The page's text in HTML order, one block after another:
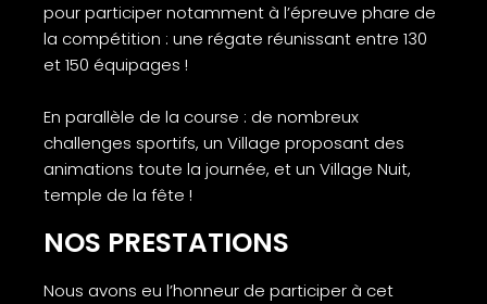
pour participer notamment à l’épreuve phare de
la compétition : une régate réunissant entre 130
et 150 équipages !
En parallèle de la course : de nombreux
challenges sportifs, un Village proposant des
animations toute la journée, et un Village Nuit,
temple de la fête !
NOS PRESTATIONS
Nous avons eu l’honneur de participer à cet